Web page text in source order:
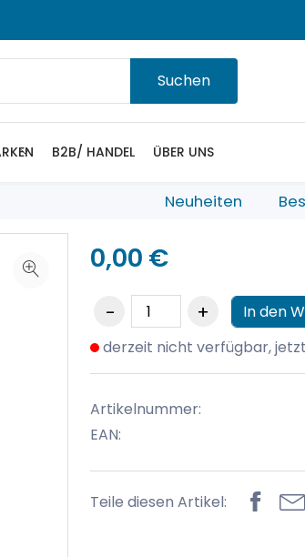
Suchen
B2B/ HANDEL ÜBER UNS
Neuheiten
0,00 €
In den
derzeit nicht verfügbar,
Artikelnummer:
EAN:
Teile diesen Artikel: